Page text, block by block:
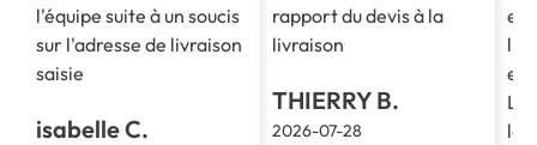
l'équipe suite à un soucis
sur l'adresse de livraison
saisie
isabelle C.
rapport du devis à la
livraison
THIERRY B.
2026-07-28
est
et
La
le